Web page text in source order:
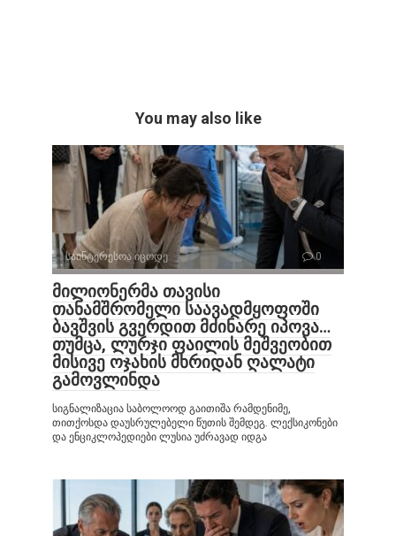
You may also like
საინტერესოა იცოდე 0
მილიონერმა თავისი
თანამშრომელი საავადმყოფოში
ბავშვის გვერდით მძინარე იპოვა…
თუმცა, ლურჯი ფაილის მეშვეობით
მისივე ოჯახის მხრიდან ღალატი
გამოვლინდა
სიგნალიზაცია საბოლოოდ გაითიშა რამდენიმე,
თითქოსდა დაუსრულებელი წუთის შემდეგ. ლექსიკონები
და ენციკლოპედიები ლუსია უძრავად იდგა